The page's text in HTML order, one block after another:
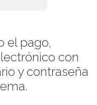
el pago,
con
y contraseña